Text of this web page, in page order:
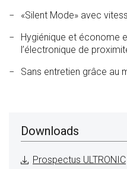
«Silent Mode» avec
Hygiénique et économe
l’électronique de
Sans entretien grâce au
Downloads
Prospectus ULTRONIC